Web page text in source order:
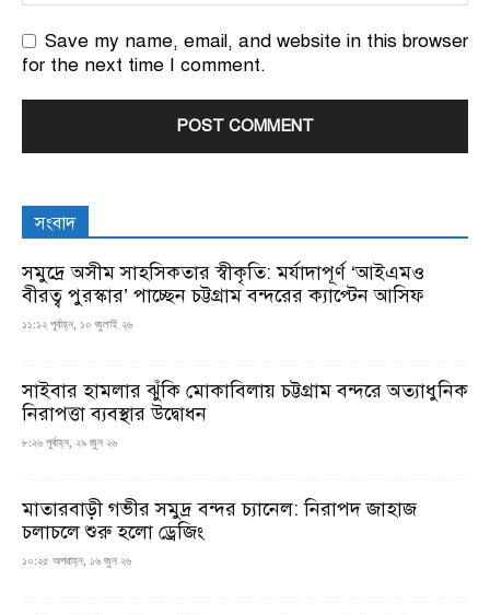
Save my name, email, and website in this browser
for the next time I comment.
সংবাদ
সমুদ্রে অসীম সাহসিকতার স্বীকৃতি: মর্যাদাপূর্ণ ‘আইএমও
বীরত্ব পুরস্কার’ পাচ্ছেন চট্টগ্রাম বন্দরের ক্যাপ্টেন আসিফ
১১:১২ পূর্বাহ্ন, ১০ জুলাই ২৬
সাইবার হামলার ঝুঁকি মোকাবিলায় চট্টগ্রাম বন্দরে অত্যাধুনিক
নিরাপত্তা ব্যবস্থার উদ্বোধন
৮:২৬ পূর্বাহ্ন, ২৯ জুন ২৬
মাতারবাড়ী গভীর সমুদ্র বন্দর চ্যানেল: নিরাপদ জাহাজ
চলাচলে শুরু হলো ড্রেজিং
১০:২৫ অপরাহ্ন, ১৬ জুন ২৬